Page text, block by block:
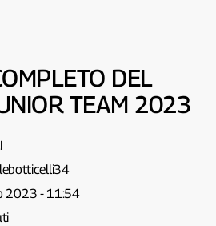
DEL
TEAM 2023
2023 - 11:54